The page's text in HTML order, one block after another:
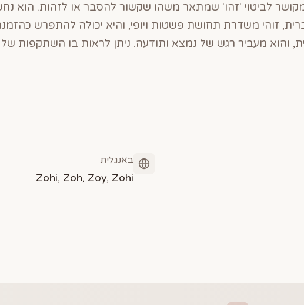
לביטוי 'זהו' שמתאר משהו שקשור להסבר או לזהות. הוא
זוהי משדרת תחושת פשטות ויופי, והיא יכולה להתפרש
מעביר רגש של נמצא ותודעה. ניתן לראות בו השתקפות של
באנגלית
Zohi, Zoh, Zoy, Zohi